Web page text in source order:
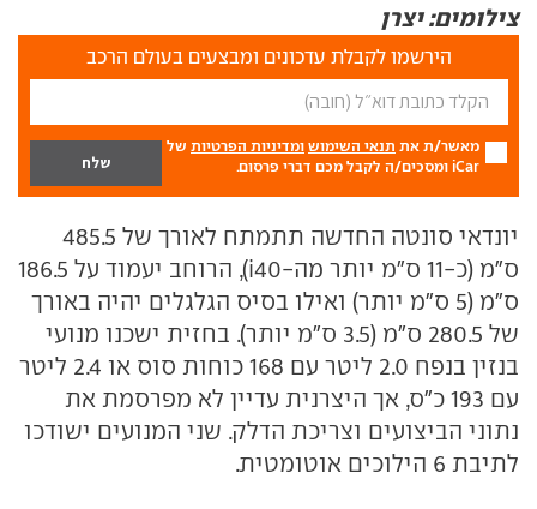
צילומים: יצרן
הירשמו לקבלת עדכונים ומבצעים בעולם הרכב
מאשר/ת את תנאי השימוש ומדיניות הפרטיות של
iCar ומסכים/ה לקבל מכם דברי פרסום.
יונדאי סונטה החדשה תתמתח לאורך של 485.5
ס"מ (כ-11 ס"מ יותר מה-i40), הרוחב יעמוד על 186.5
ס"מ (5 ס"מ יותר) ואילו בסיס הגלגלים יהיה באורך
של 280.5 ס"מ (3.5 ס"מ יותר). בחזית ישכנו מנועי
בנזין בנפח 2.0 ליטר עם 168 כוחות סוס או 2.4 ליטר
עם 193 כ"ס, אך היצרנית עדיין לא מפרסמת את
נתוני הביצועים וצריכת הדלק. שני המנועים ישודכו
לתיבת 6 הילוכים אוטומטית.